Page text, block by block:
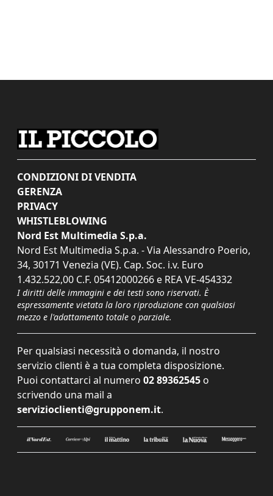
CONDIZIONI DI VENDITA
GERENZA
PRIVACY
WHISTLEBLOWING
Nord Est Multimedia S.p.a.
Nord Est Multimedia S.p.a. - Via Alessandro Poerio,
34, 30171 Venezia (VE). Cap. Soc. i.v. Euro
1.432.522,00 C.F. 05412000266 e REA VE-454332
I diritti delle immagini e dei testi sono riservati. È
espressamente vietata la loro riproduzione con qualsiasi
mezzo e l'adattamento totale o parziale.
Per qualsiasi necessità o domanda, il nostro
servizio clienti è a tua completa disposizione.
Puoi contattarci al numero 02 89362545 o
scrivendo una mail a
servizioclienti@grupponem.it.